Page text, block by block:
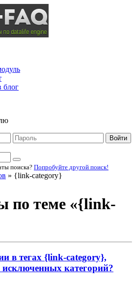
блог
Войти
поиска? Попробуйте другой поиск!
» {link-category}
по теме «{link-
в тегах {link-category},
исключенных категорий?